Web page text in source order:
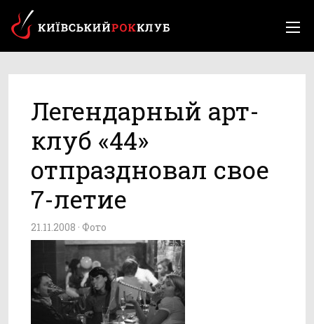
Легендарный арт-
клуб «44»
отпраздновал свое
7-летие
21.11.2008 · Фото